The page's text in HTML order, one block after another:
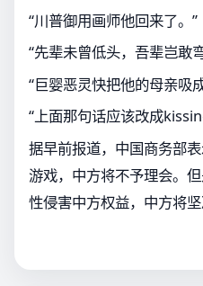
“川普御用画师他回来了。”
“先辈未曾低头，吾辈岂敢
“巨婴恶灵快把他的母亲吸
“上面那句话应该改成
据早前报道，中国商务部
游戏，中方将不予理会。
性侵害中方权益，中方将坚